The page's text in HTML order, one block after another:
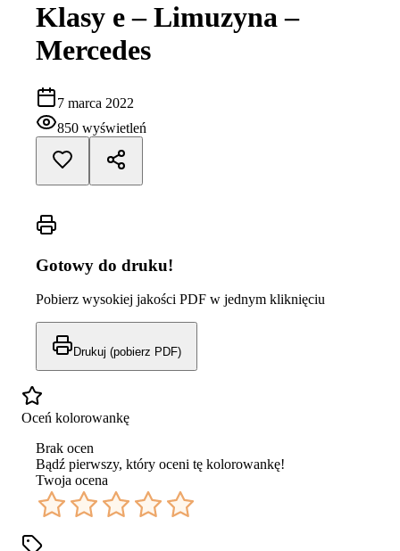
Klasy e – Limuzyna –
Mercedes
7 marca 2022
850 wyświetleń
Gotowy do druku!
Pobierz wysokiej jakości PDF w jednym kliknięciu
Drukuj (pobierz PDF)
Oceń kolorowankę
Brak ocen
Bądź pierwszy, który oceni tę kolorowankę!
Twoja ocena